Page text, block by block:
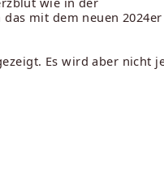
mit dem neuen 2024er
Es wird aber nicht